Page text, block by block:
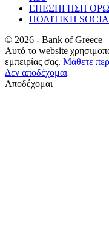
ΕΠΕΞΗΓΗΣΗ
ΠΟΛΙΤΙΚΗ
© 2026 - Bank of Greece
Αυτό το website
εμπειρίας σας. Μάθετε
Δεν αποδέχομαι
Αποδέχομαι